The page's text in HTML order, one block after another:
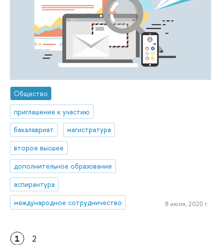
Общество
приглашение к участию
бакалавриат
магистратура
второе высшее
дополнительное образование
аспирантура
международное сотрудничество
8 июля, 2020 г.
1 2